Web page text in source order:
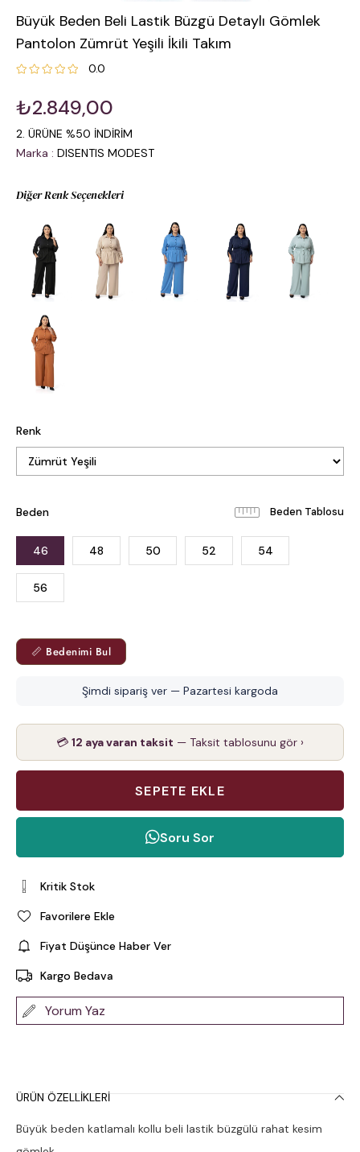
Büyük Beden Beli Lastik Büzgü Detaylı Gömlek
Pantolon Zümrüt Yeşili İkili Takım
0.0
₺2.849,00
2. ÜRÜNE %50 İNDİRİM
Marka : DISENTIS MODEST
Diğer Renk Seçenekleri
Renk
Beden Beden Tablosu
46 48 50 52 54
56
📏 Bedenimi Bul
Şimdi sipariş ver — Pazartesi kargoda
💳 12 aya varan taksit — Taksit tablosunu gör ›
Soru Sor
Kritik Stok
Favorilere Ekle
Fiyat Düşünce Haber Ver
Kargo Bedava
Yorum Yaz
ÜRÜN ÖZELLIKLERI
Büyük beden katlamalı kollu beli lastik büzgülü rahat kesim